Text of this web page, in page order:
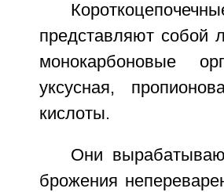
представляют собой
монокарбоновые
уксусная,
кислоты.
Они
брожения